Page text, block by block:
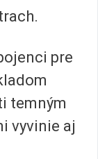
pre
temným
vyvinie aj